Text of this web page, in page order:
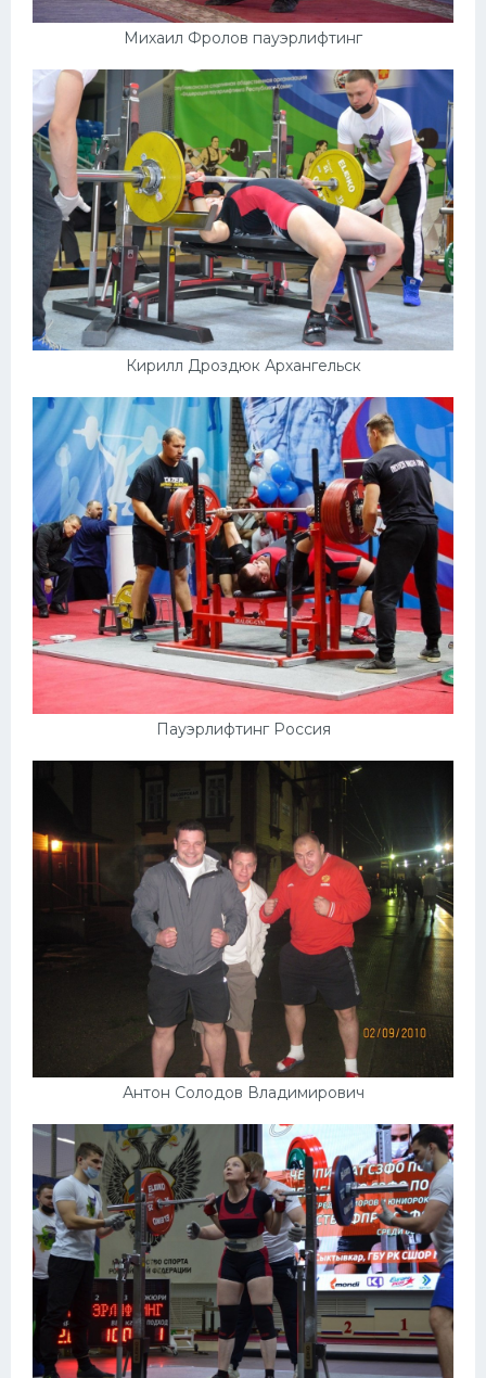
Михаил Фролов пауэрлифтинг
Кирилл Дроздюк Архангельск
Пауэрлифтинг Россия
Антон Солодов Владимирович